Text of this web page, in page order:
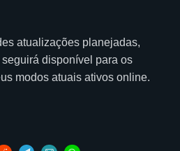
atualizações planejadas,
disponível para os
modos atuais ativos online.